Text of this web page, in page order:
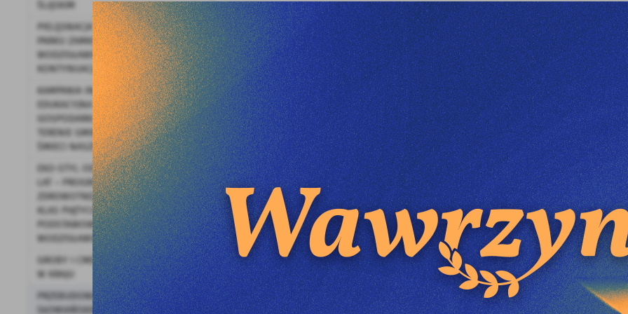
ŚLĄSKIM
PIELĘGNACJA DRZEWOSTANU W
PARKU ZAMKOWYM W
WODZISŁAWIU ŚLĄSKIM -
KONTYNUACJA ZADANIA
KAMPANIA INFORMACYJNO-
EDUKACYJNA DOTYCZĄCA
GOSPODARKI ODPADAMI NA
TERENIE GMINY- WSZYSTKIE
ŚMIECI NASZE SĄ
EKO-STYL OD MŁODZIEŃCZYCH
LAT – PROGRAM PROFILAKTYKI
ZDROWOTNEJ DLA UCZNIÓW
KLAS PIĄTYCH SZKÓŁ
PODSTAWOWYCH Z
WODZISŁAWIA ŚLĄSKIEGO
GROBY I CMENTARZE WOJENNE
PRZEBUDOWA ULICY
SŁOWIAŃSKIEJ - OD KM 0+258